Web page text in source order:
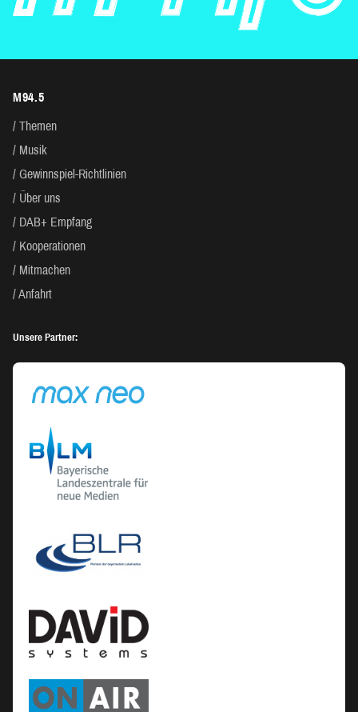
M94.5
Themen
Musik
Gewinnspiel-Richtlinien
Über uns
DAB+ Empfang
Kooperationen
Mitmachen
Anfahrt
Unsere Partner: